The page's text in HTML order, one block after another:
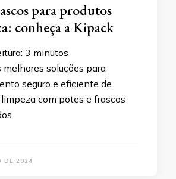
para produtos
conheça a Kipack
3 minutos
melhores soluções para
seguro e eficiente de
com potes e frascos
DE 2024